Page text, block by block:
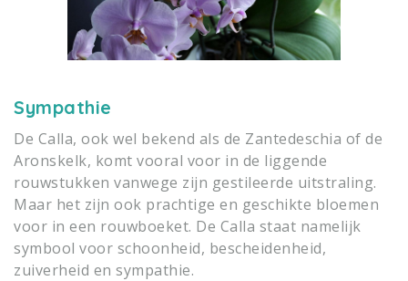
Sympathie
De Calla, ook wel bekend als de Zantedeschia of de
Aronskelk, komt vooral voor in de liggende
rouwstukken vanwege zijn gestileerde uitstraling.
Maar het zijn ook prachtige en geschikte bloemen
voor in een rouwboeket. De Calla staat namelijk
symbool voor schoonheid, bescheidenheid,
zuiverheid en sympathie.